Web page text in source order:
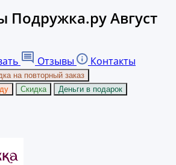
Подружка.ру Август
Отзывы Контакты
на повторный заказ
Скидка Деньги в подарок